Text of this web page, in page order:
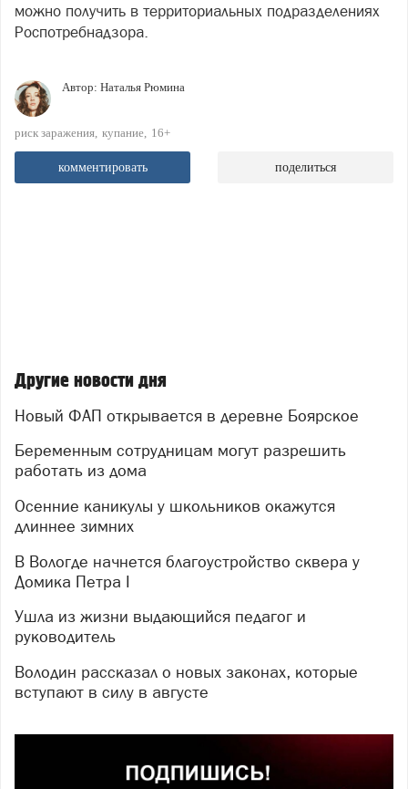
можно получить в территориальных подразделениях
Роспотребнадзора.
Автор: Наталья Рюмина
риск заражения купание 16+
комментировать поделиться
Другие новости дня
Новый ФАП открывается в деревне Боярское
Беременным сотрудницам могут разрешить
работать из дома
Осенние каникулы у школьников окажутся
длиннее зимних
В Вологде начнется благоустройство сквера у
Домика Петра I
Ушла из жизни выдающийся педагог и
руководитель
Володин рассказал о новых законах, которые
вступают в силу в августе